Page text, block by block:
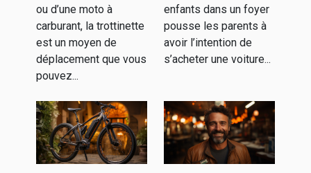
ou d’une moto à
carburant, la trottinette
est un moyen de
déplacement que vous
pouvez...
enfants dans un foyer
pousse les parents à
avoir l’intention de
s’acheter une voiture...